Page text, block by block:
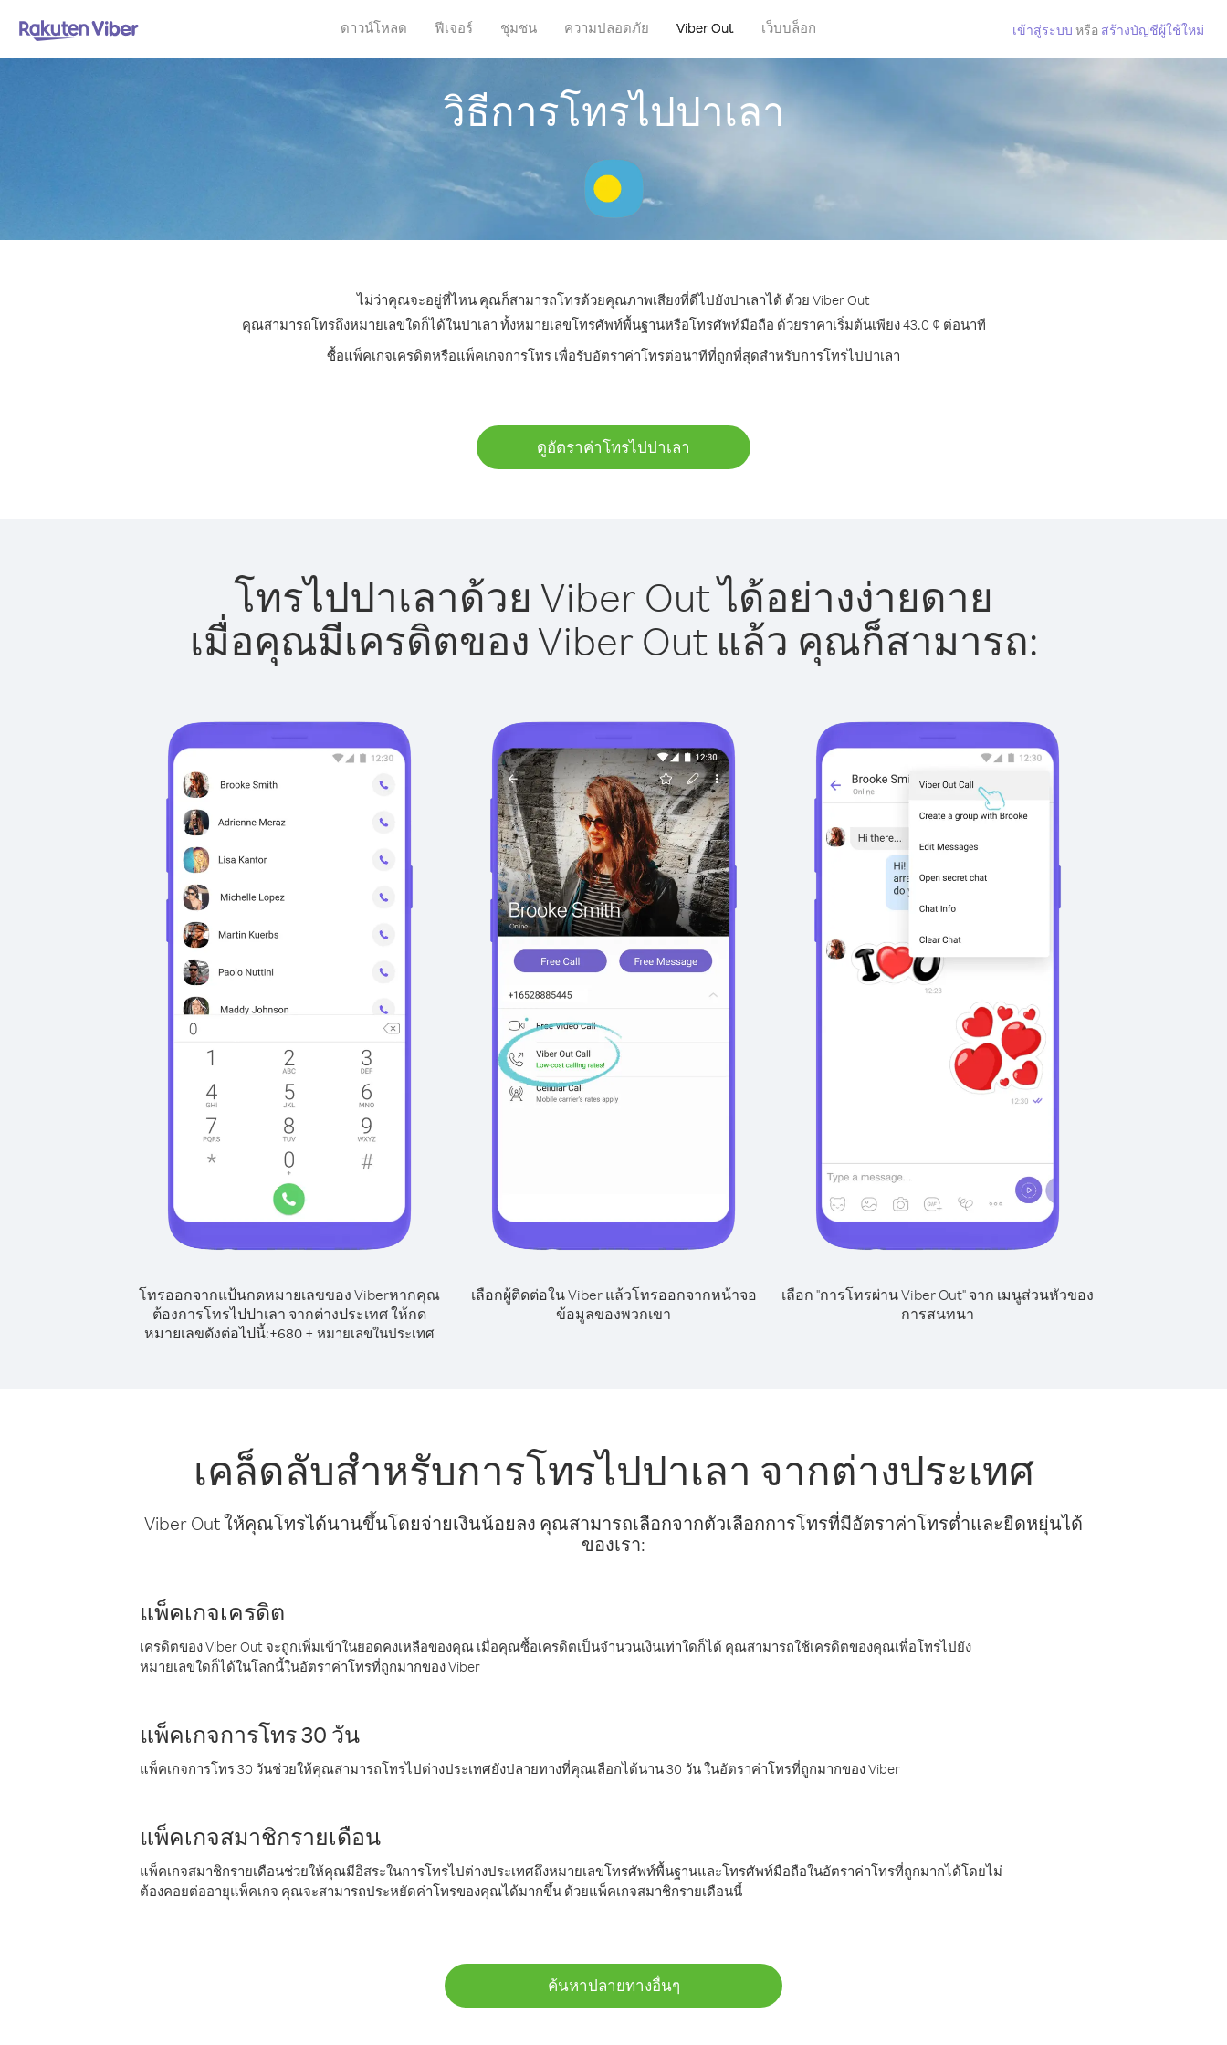
ดาวน์โหลด ฟีเจอร์ ชุมชน ความปลอดภัย Viber Out เว็บบล็อก เข้าสู่ระบบ หรือ สร้างบัญชีผู้ใช้ใหม่
วิธีการโทรไปปาเลา
ไม่ว่าคุณจะอยู่ที่ไหน คุณก็สามารถโทรด้วยคุณภาพเสียงที่ดีไปยังปาเลาได้ ด้วย Viber Out
คุณสามารถโทรถึงหมายเลขใดก็ได้ในปาเลา ทั้งหมายเลขโทรศัพท์พื้นฐานหรือโทรศัพท์มือถือ ด้วยราคาเริ่มต้นเพียง 43.0 ¢ ต่อนาที
ซื้อแพ็คเกจเครดิตหรือแพ็คเกจการโทร เพื่อรับอัตราค่าโทรต่อนาทีที่ถูกที่สุดสำหรับการโทรไปปาเลา
ดูอัตราค่าโทรไปปาเลา
โทรไปปาเลาด้วย Viber Out ได้อย่างง่ายดาย
เมื่อคุณมีเครดิตของ Viber Out แล้ว คุณก็สามารถ:
โทรออกจากแป้นกดหมายเลขของ Viberหากคุณ
ต้องการโทรไปปาเลา จากต่างประเทศ ให้กด
หมายเลขดังต่อไปนี้:+680 + หมายเลขในประเทศ
เลือกผู้ติดต่อใน Viber แล้วโทรออกจากหน้าจอ
ข้อมูลของพวกเขา
เลือก "การโทรผ่าน Viber Out" จาก เมนูส่วนหัวของ
การสนทนา
เคล็ดลับสำหรับการโทรไปปาเลา จากต่างประเทศ
Viber Out ให้คุณโทรได้นานขึ้นโดยจ่ายเงินน้อยลง คุณสามารถเลือกจากตัวเลือกการโทรที่มีอัตราค่าโทรต่ำและยืดหยุ่นได้
ของเรา:
แพ็คเกจเครดิต
เครดิตของ Viber Out จะถูกเพิ่มเข้าในยอดคงเหลือของคุณ เมื่อคุณซื้อเครดิตเป็นจำนวนเงินเท่าใดก็ได้ คุณสามารถใช้เครดิตของคุณเพื่อโทรไปยัง
หมายเลขใดก็ได้ในโลกนี้ในอัตราค่าโทรที่ถูกมากของ Viber
แพ็คเกจการโทร 30 วัน
แพ็คเกจการโทร 30 วันช่วยให้คุณสามารถโทรไปต่างประเทศยังปลายทางที่คุณเลือกได้นาน 30 วัน ในอัตราค่าโทรที่ถูกมากของ Viber
แพ็คเกจสมาชิกรายเดือน
แพ็คเกจสมาชิกรายเดือนช่วยให้คุณมีอิสระในการโทรไปต่างประเทศถึงหมายเลขโทรศัพท์พื้นฐานและโทรศัพท์มือถือในอัตราค่าโทรที่ถูกมากได้โดยไม่
ต้องคอยต่ออายุแพ็คเกจ คุณจะสามารถประหยัดค่าโทรของคุณได้มากขึ้น ด้วยแพ็คเกจสมาชิกรายเดือนนี้
ค้นหาปลายทางอื่นๆ